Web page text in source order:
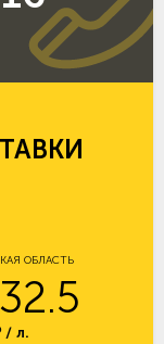
ОБЛАСТЬ
/ л.